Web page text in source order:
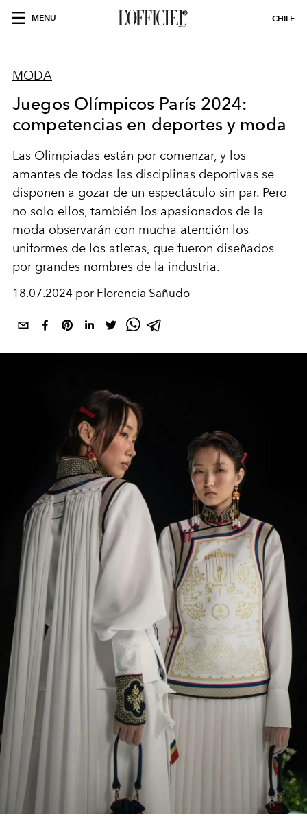
MENU CHILE
MODA
Juegos Olímpicos París 2024:
competencias en deportes y moda
Las Olimpiadas están por comenzar, y los
amantes de todas las disciplinas deportivas se
disponen a gozar de un espectáculo sin par. Pero
no solo ellos, también los apasionados de la
moda observarán con mucha atención los
uniformes de los atletas, que fueron diseñados
por grandes nombres de la industria.
18.07.2024 por Florencia Sañudo